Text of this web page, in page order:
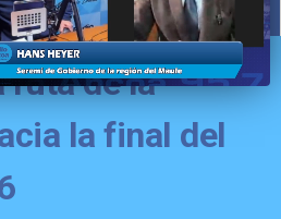
LOCAL DEPORTES
ruta de la
la final del